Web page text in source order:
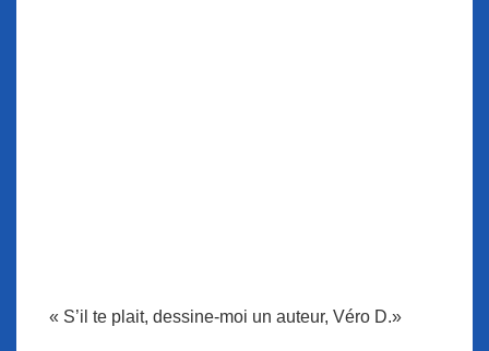
« S’il te plait, dessine-moi un auteur, Véro D.»